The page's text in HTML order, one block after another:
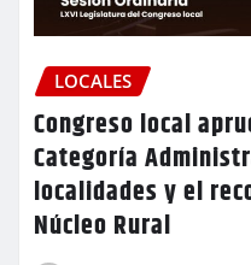
LOCALES
Congreso local
Categoría
localidades y el
Núcleo Rural